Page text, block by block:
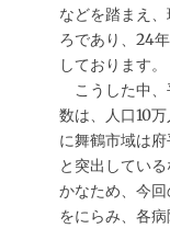
などを踏まえ
ろであり、24
しております。
こうした中、
数は、人口10
に舞鶴市域は
と突出してい
かなため、今
をにらみ、各